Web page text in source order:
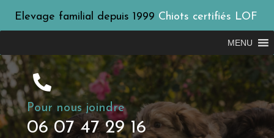
Elevage familial depuis 1999 Chiots certifiés LOF
MENU
Pour nous joindre
06 07 47 29 16